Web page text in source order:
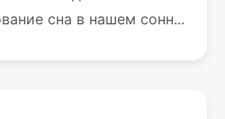
сна в нашем сонн...